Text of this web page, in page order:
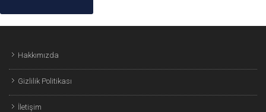
Hakkımızda
Gizlilik Politikası
İletişim